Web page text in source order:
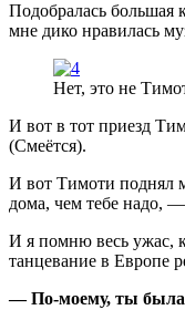
Подобралась большая
мне дико нравилась
Нет, это не
И вот в тот приезд
(Смеётся).
И вот Тимоти поднял
дома, чем тебе надо,
И я помню весь ужас,
танцевание в Европе
— По-моему, ты была